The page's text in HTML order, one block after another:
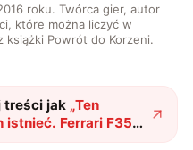
roku. Twórca gier, autor
które można liczyć w
książki Powrót do Korzeni.
treści jak „Ten
istnieć. Ferrari F355
1,8 mln zł"?